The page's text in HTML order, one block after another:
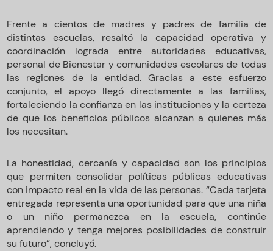
Frente a cientos de madres y padres de familia de
distintas escuelas, resaltó la capacidad operativa y
coordinación lograda entre autoridades educativas,
personal de Bienestar y comunidades escolares de todas
las regiones de la entidad. Gracias a este esfuerzo
conjunto, el apoyo llegó directamente a las familias,
fortaleciendo la confianza en las instituciones y la certeza
de que los beneficios públicos alcanzan a quienes más
los necesitan.
La honestidad, cercanía y capacidad son los principios
que permiten consolidar políticas públicas educativas
con impacto real en la vida de las personas. “Cada tarjeta
entregada representa una oportunidad para que una niña
o un niño permanezca en la escuela, continúe
aprendiendo y tenga mejores posibilidades de construir
su futuro”, concluyó.